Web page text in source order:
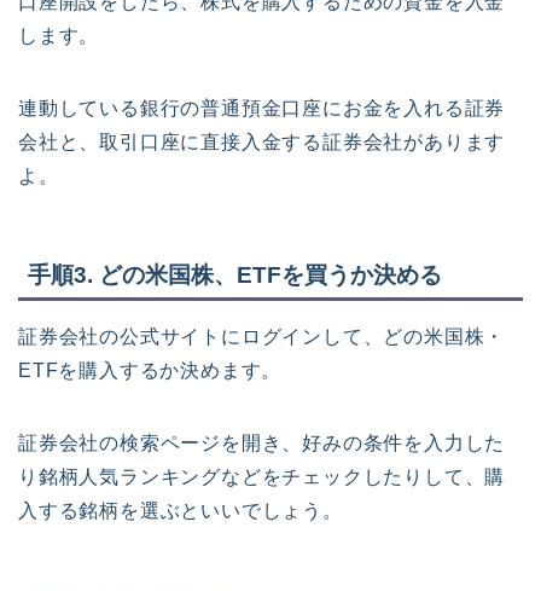
します。
連動している銀行の普通預金口座にお金を入れる証券
会社と、取引口座に直接入金する証券会社があります
よ。
手順3. どの米国株、ETFを買うか決める
証券会社の公式サイトにログインして、どの米国株・
ETFを購入するか決めます。
証券会社の検索ページを開き、好みの条件を入力した
り銘柄人気ランキングなどをチェックしたりして、購
入する銘柄を選ぶといいでしょう。